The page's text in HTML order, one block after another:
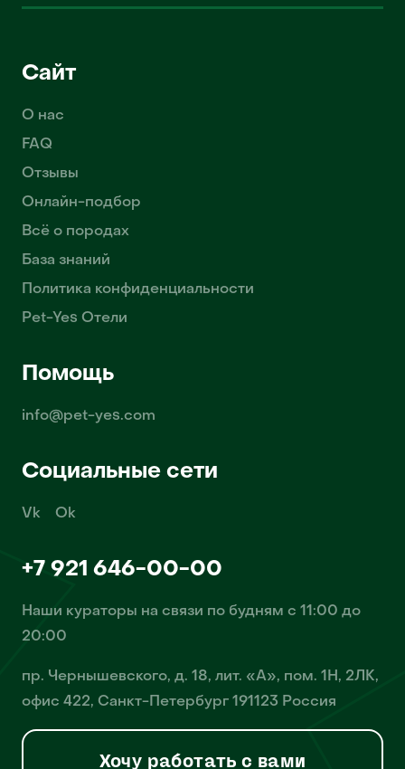
Сайт
О нас
FAQ
Отзывы
Онлайн-подбор
Всё о породах
База знаний
Политика конфиденциальности
Pet-Yes Отели
Помощь
info@pet-yes.com
Социальные сети
Vk Ok
+7 921 646-00-00
Наши кураторы на связи по будням с 11:00 до
20:00
пр. Чернышевского, д. 18, лит. «А», пом. 1Н, 2ЛК,
офис 422, Санкт-Петербург 191123 Россия
Хочу работать с вами